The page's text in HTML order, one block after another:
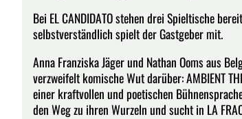
Bei EL CANDIDATO stehen drei Spieltische
selbstverständlich spielt der Gastgeber mit.
Anna Franziska Jäger und Nathan Ooms aus
verzweifelt komische Wut darüber: AMBIENT
einer kraftvollen und poetischen
den Weg zu ihren Wurzeln und sucht in LA